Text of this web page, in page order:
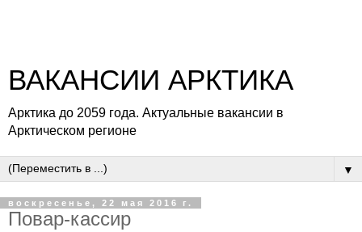
ВАКАНСИИ АРКТИКА
Арктика до 2059 года. Актуальные вакансии в
Арктическом регионе
▼
воскресенье, 22 мая 2016 г.
Повар-кассир